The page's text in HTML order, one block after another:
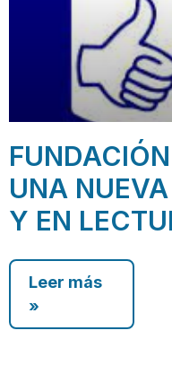
UNA
Y EN
Leer más
»